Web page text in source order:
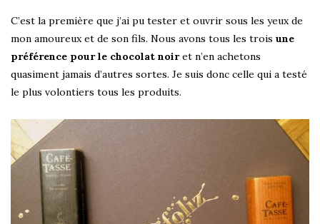
C’est la première que j’ai pu tester et ouvrir sous les yeux de
mon amoureux et de son fils. Nous avons tous les trois une
préférence pour le chocolat noiret n’en achetons
quasiment jamais d’autres sortes. Je suis donc celle qui a testé
le plus volontiers tous les produits.